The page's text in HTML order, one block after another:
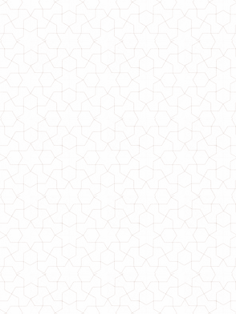
платье в пол для полных
1300.00грн.